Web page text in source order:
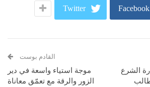
Facebook
Twitter
الشرع
القادم بوست
موجة استياء واسعة في دير
الزور والرقة مع تعمّق معاناة